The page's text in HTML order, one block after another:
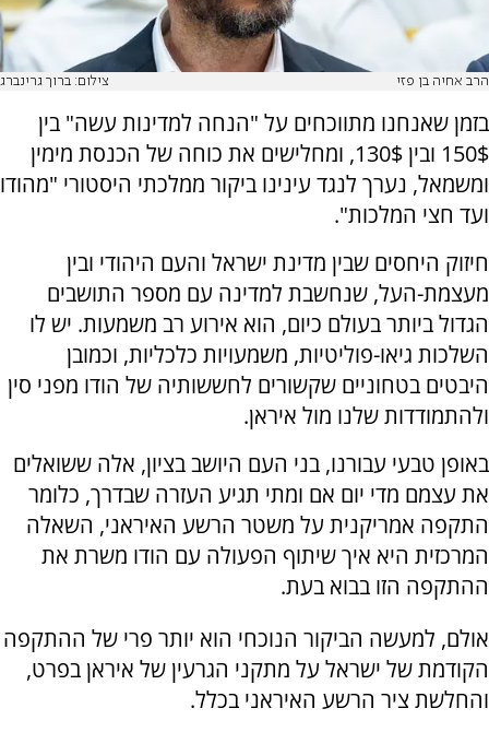
הרב אחיה בן פזי צילום: ברוך גרינברג
בזמן שאנחנו מתווכחים על "הנחה למדינות עשה" בין
150$ ובין 130$, ומחלישים את כוחה של הכנסת מימין
ומשמאל, נערך לנגד עינינו ביקור ממלכתי היסטורי "מהודו
ועד חצי המלכות".
חיזוק היחסים שבין מדינת ישראל והעם היהודי ובין
מעצמת-העל, שנחשבת למדינה עם מספר התושבים
הגדול ביותר בעולם כיום, הוא אירוע רב משמעות. יש לו
השלכות גיאו-פוליטיות, משמעויות כלכליות, וכמובן
היבטים בטחוניים שקשורים לחששותיה של הודו מפני סין
ולהתמודדות שלנו מול איראן.
באופן טבעי עבורנו, בני העם היושב בציון, אלה ששואלים
את עצמם מדי יום אם ומתי תגיע העזרה שבדרך, כלומר
התקפה אמריקנית על משטר הרשע האיראני, השאלה
המרכזית היא איך שיתוף הפעולה עם הודו משרת את
ההתקפה הזו בבוא בעת.
אולם, למעשה הביקור הנוכחי הוא יותר פרי של ההתקפה
הקודמת של ישראל על מתקני הגרעין של איראן בפרט,
והחלשת ציר הרשע האיראני בכלל.